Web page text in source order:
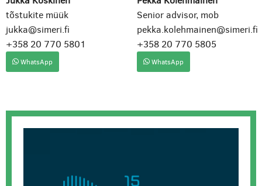
tõstukite müük
jukka@simeri.fi
+358 20 770 5801
WhatsApp
Senior advisor, mob
pekka.kolehmainen@simeri.fi
+358 20 770 5805
WhatsApp